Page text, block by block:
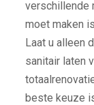
verschillende
moet maken
Laat u alleen
sanitair laten
beste keuze